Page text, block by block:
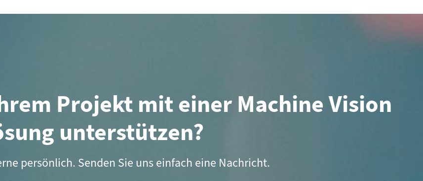
Projekt mit einer Machine Vision
unterstützen?
persönlich. Senden Sie uns einfach eine Nachricht.